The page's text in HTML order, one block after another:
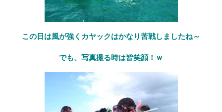
この日は風が強くカヤックはかなり苦戦しましたね～
でも、写真撮る時は皆笑顔！ｗ